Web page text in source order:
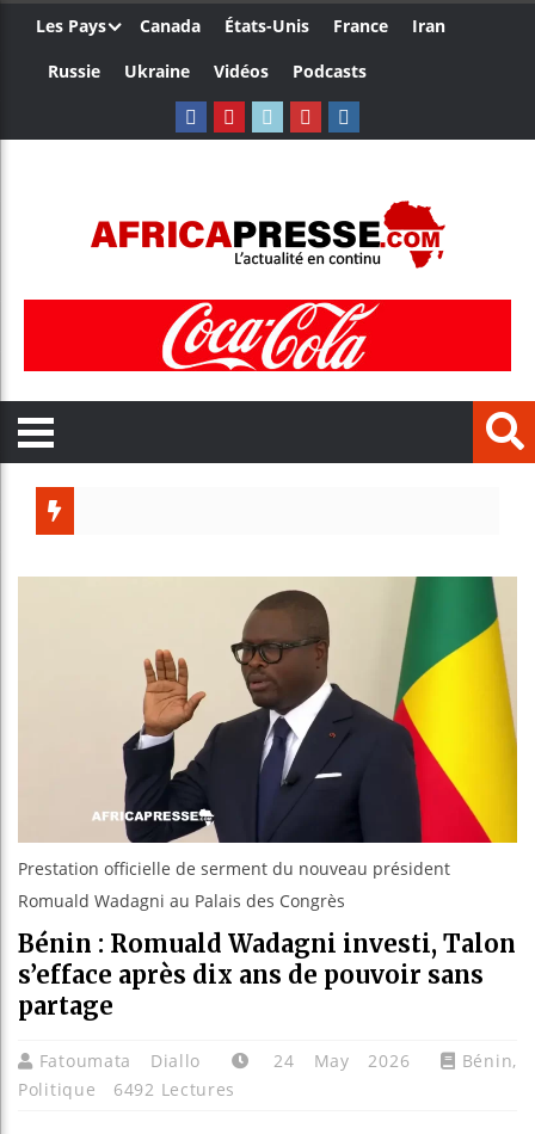
Les Pays Canada États-Unis France
Iran
Russie
Ukraine Vidéos Podcasts
Guinée :
Réforme
Bénin :
Prestation officielle de serment du nouveau président
Romuald Wadagni au Palais des Congrès
Bénin : Romuald Wadagni investi, Talon
s’efface après dix ans de pouvoir sans
partage
Fatoumata Diallo 24 May 2026 Bénin,
Politique
6492 Lectures